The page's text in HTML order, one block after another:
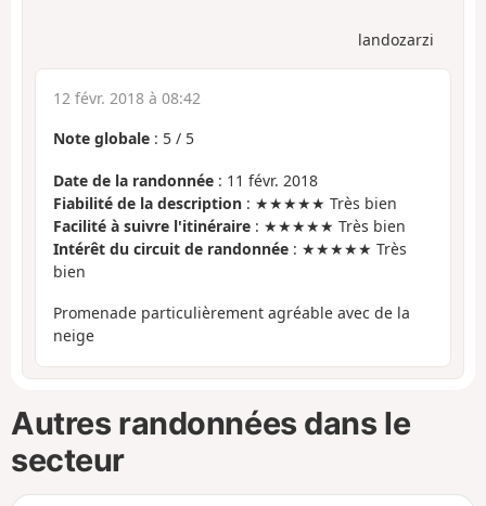
landozarzi
12 févr. 2018 à 08:42
Note globale : 5 / 5
Date de la randonnée : 11 févr. 2018
Fiabilité de la description : ★★★★★ Très bien
Facilité à suivre l'itinéraire : ★★★★★ Très bien
Intérêt du circuit de randonnée : ★★★★★ Très
bien
Promenade particulièrement agréable avec de la
neige
Autres randonnées dans le
secteur